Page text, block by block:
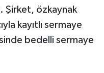
Şirket, özkaynak
kayıtlı sermaye
bedelli sermaye